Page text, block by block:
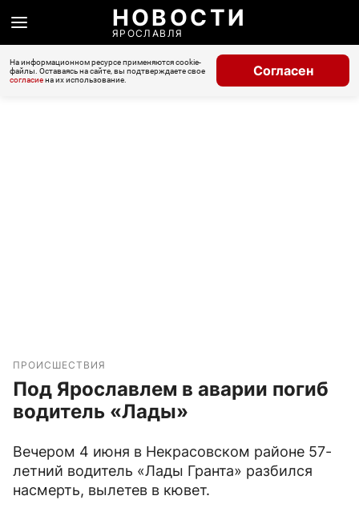
НОВОСТИ
ЯРОСЛАВЛЯ
На информационном ресурсе применяются cookie-
файлы. Оставаясь на сайте, вы подтверждаете свое
согласиена их использование.
Согласен
ПРОИСШЕСТВИЯ
Под Ярославлем в аварии погиб
водитель «Лады»
Вечером 4 июня в Некрасовском районе 57-
летний водитель «Лады Гранта» разбился
насмерть, вылетев в кювет.